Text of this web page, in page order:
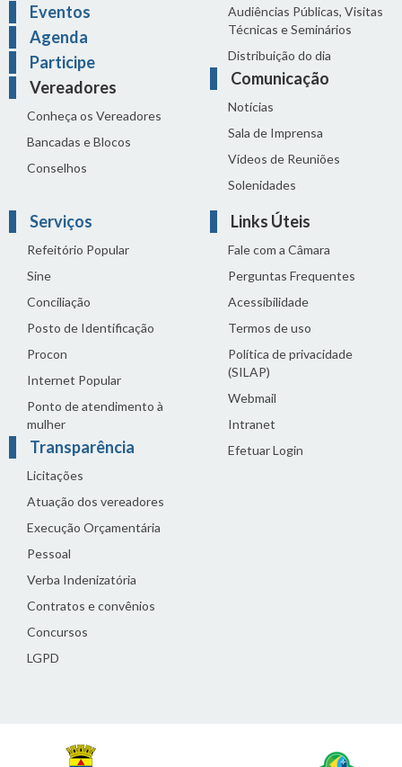
Eventos
Agenda
Participe
Vereadores
Conheça os Vereadores
Bancadas e Blocos
Conselhos
Audiências Públicas, Visitas
Técnicas e Seminários
Distribuição do dia
Comunicação
Notícias
Sala de Imprensa
Vídeos de Reuniões
Solenidades
Serviços
Refeitório Popular
Sine
Conciliação
Posto de Identificação
Procon
Internet Popular
Ponto de atendimento à
mulher
Transparência
Licitações
Atuação dos vereadores
Execução Orçamentária
Pessoal
Verba Indenizatória
Contratos e convênios
Concursos
LGPD
Links Úteis
Fale com a Câmara
Perguntas Frequentes
Acessibilidade
Termos de uso
Política de privacidade
(SILAP)
Webmail
Intranet
Efetuar Login